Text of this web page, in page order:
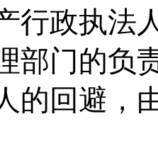
行政执法
部门的负
的回避，